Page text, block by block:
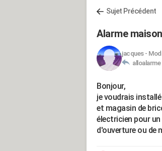
Sujet Précédent
Alarme maison
jacques-
alloalarme
Bonjour,
je voudrais
et magasin de
électricien pour
d'ouverture ou de